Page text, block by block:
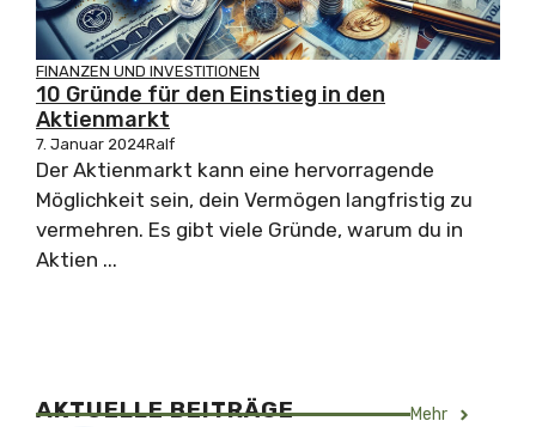
FINANZEN UND INVESTITIONEN
10 Gründe für den Einstieg in den
Aktienmarkt
7. Januar 2024Ralf
Der Aktienmarkt kann eine hervorragende
Möglichkeit sein, dein Vermögen langfristig zu
vermehren. Es gibt viele Gründe, warum du in
Aktien ...
AKTUELLE BEITRÄGE Mehr